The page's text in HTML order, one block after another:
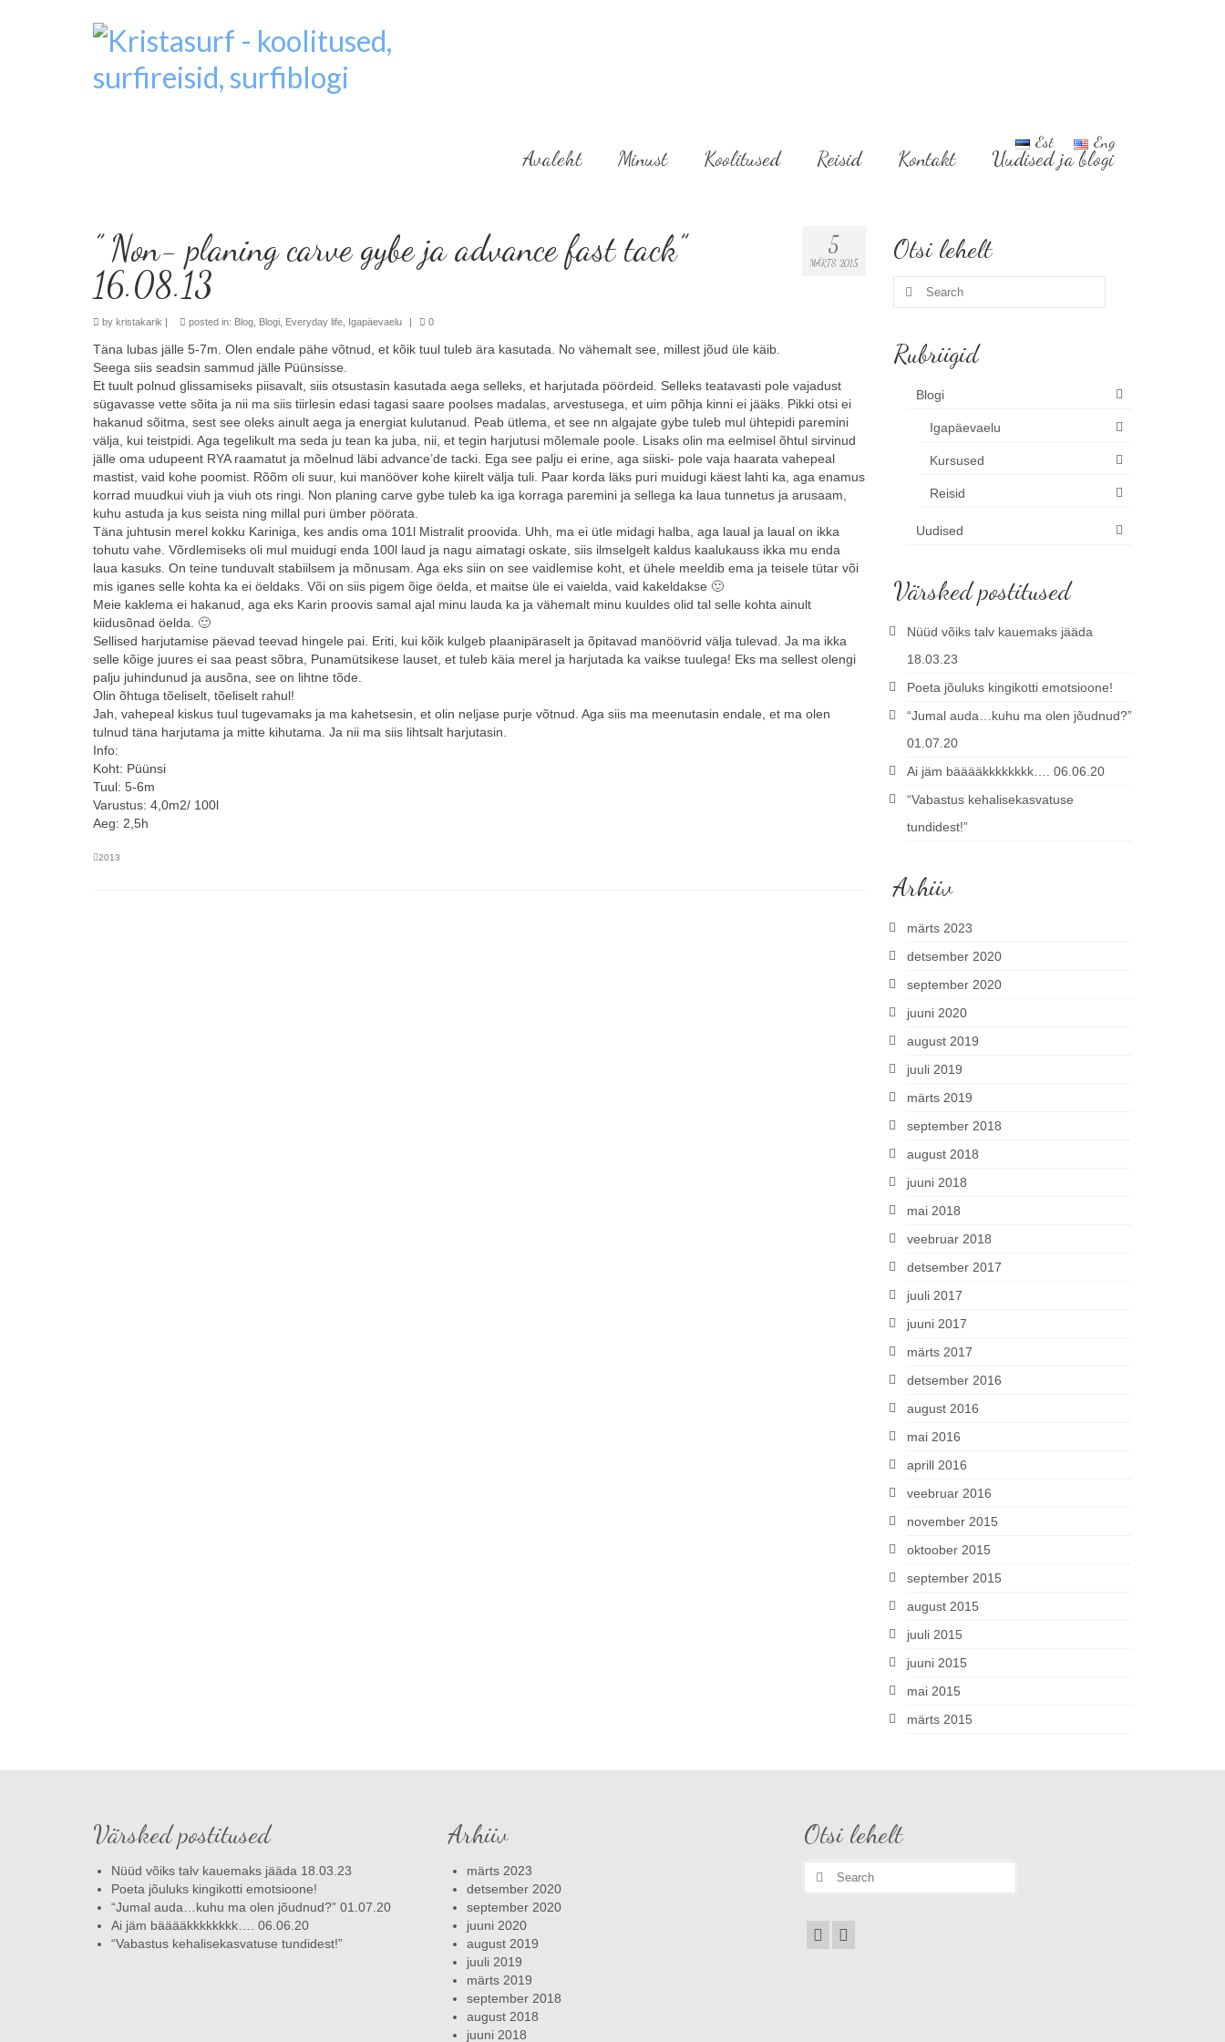
Avaleht Minust Koolitused Reisid Kontakt Uudised ja blogi
Est Eng
5
MÄRTS 2015
” Non- planing carve gybe ja advance fast tack”
16.08.13
by kristakarik | posted in: Blog Blogi Everyday life Igapäevaelu | 0
Täna lubas jälle 5-7m. Olen endale pähe võtnud, et kõik tuul tuleb ära kasutada. No vähemalt see, millest jõud üle käib.
Seega siis seadsin sammud jälle Püünsisse.
Et tuult polnud glissamiseks piisavalt, siis otsustasin kasutada aega selleks, et harjutada pöördeid. Selleks teatavasti pole vajadust
sügavasse vette sõita ja nii ma siis tiirlesin edasi tagasi saare poolses madalas, arvestusega, et uim põhja kinni ei jääks. Pikki otsi ei
hakanud sõitma, sest see oleks ainult aega ja energiat kulutanud. Peab ütlema, et see nn algajate gybe tuleb mul ühtepidi paremini
välja, kui teistpidi. Aga tegelikult ma seda ju tean ka juba, nii, et tegin harjutusi mõlemale poole. Lisaks olin ma eelmisel õhtul sirvinud
jälle oma udupeent RYA raamatut ja mõelnud läbi advance’de tacki. Ega see palju ei erine, aga siiski- pole vaja haarata vahepeal
mastist, vaid kohe poomist. Rõõm oli suur, kui manööver kohe kiirelt välja tuli. Paar korda läks puri muidugi käest lahti ka, aga enamus
korrad muudkui viuh ja viuh ots ringi. Non planing carve gybe tuleb ka iga korraga paremini ja sellega ka laua tunnetus ja arusaam,
kuhu astuda ja kus seista ning millal puri ümber pöörata.
Täna juhtusin merel kokku Kariniga, kes andis oma 101l Mistralit proovida. Uhh, ma ei ütle midagi halba, aga laual ja laual on ikka
tohutu vahe. Võrdlemiseks oli mul muidugi enda 100l laud ja nagu aimatagi oskate, siis ilmselgelt kaldus kaalukauss ikka mu enda
laua kasuks. On teine tunduvalt stabiilsem ja mõnusam. Aga eks siin on see vaidlemise koht, et ühele meeldib ema ja teisele tütar või
mis iganes selle kohta ka ei öeldaks. Või on siis pigem õige öelda, et maitse üle ei vaielda, vaid kakeldakse 🙂
Meie kaklema ei hakanud, aga eks Karin proovis samal ajal minu lauda ka ja vähemalt minu kuuldes olid tal selle kohta ainult
kiidusõnad öelda. 🙂
Sellised harjutamise päevad teevad hingele pai. Eriti, kui kõik kulgeb plaanipäraselt ja õpitavad manöövrid välja tulevad. Ja ma ikka
selle kõige juures ei saa peast sõbra, Punamütsikese lauset, et tuleb käia merel ja harjutada ka vaikse tuulega! Eks ma sellest olengi
palju juhindunud ja ausõna, see on lihtne tõde.
Olin õhtuga tõeliselt, tõeliselt rahul!
Jah, vahepeal kiskus tuul tugevamaks ja ma kahetsesin, et olin neljase purje võtnud. Aga siis ma meenutasin endale, et ma olen
tulnud täna harjutama ja mitte kihutama. Ja nii ma siis lihtsalt harjutasin.
Info:
Koht: Püünsi
Tuul: 5-6m
Varustus: 4,0m2/ 100l
Aeg: 2,5h
2013
Otsi lehelt
Search
Rubriigid
Blogi
Igapäevaelu
Kursused
Reisid
Uudised
Värsked postitused
Nüüd võiks talv kauemaks jääda
18.03.23
Poeta jõuluks kingikotti emotsioone!
“Jumal auda…kuhu ma olen jõudnud?”
01.07.20
Ai jäm bääääkkkkkkkk…. 06.06.20
“Vabastus kehalisekasvatuse
tundidest!”
Arhiiv
märts 2023
detsember 2020
september 2020
juuni 2020
august 2019
juuli 2019
märts 2019
september 2018
august 2018
juuni 2018
mai 2018
veebruar 2018
detsember 2017
juuli 2017
juuni 2017
märts 2017
detsember 2016
august 2016
mai 2016
aprill 2016
veebruar 2016
november 2015
oktoober 2015
september 2015
august 2015
juuli 2015
juuni 2015
mai 2015
märts 2015
Värsked postitused
Nüüd võiks talv kauemaks jääda 18.03.23
Poeta jõuluks kingikotti emotsioone!
“Jumal auda…kuhu ma olen jõudnud?” 01.07.20
Ai jäm bääääkkkkkkkk…. 06.06.20
“Vabastus kehalisekasvatuse tundidest!”
Arhiiv
märts 2023
detsember 2020
september 2020
juuni 2020
august 2019
juuli 2019
märts 2019
september 2018
august 2018
juuni 2018
Otsi lehelt
Search